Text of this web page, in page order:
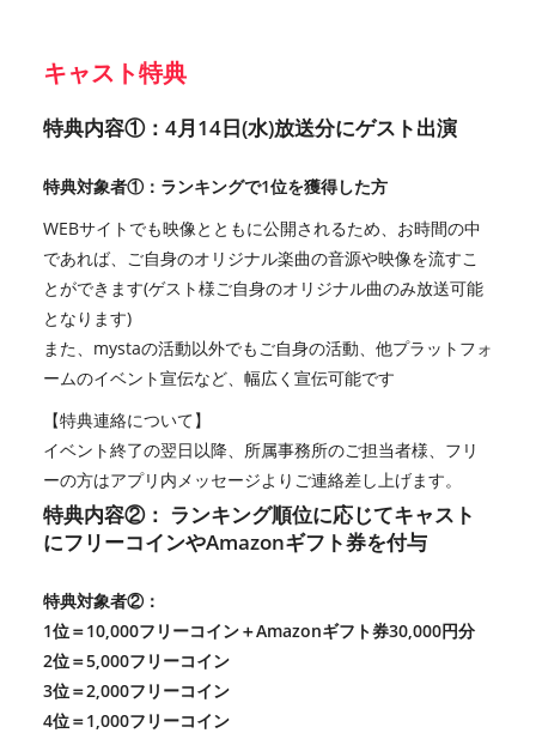
キャスト特典
特典内容①：4月14日(水)放送分にゲスト出演
特典対象者①：ランキングで1位を獲得した方
WEBサイトでも映像とともに公開されるため、お時間の中
であれば、ご自身のオリジナル楽曲の音源や映像を流すこ
とができます(ゲスト様ご自身のオリジナル曲のみ放送可能
となります)
また、mystaの活動以外でもご自身の活動、他プラットフォ
ームのイベント宣伝など、幅広く宣伝可能です
【特典連絡について】
イベント終了の翌日以降、所属事務所のご担当者様、フリ
ーの方はアプリ内メッセージよりご連絡差し上げます。
特典内容②： ランキング順位に応じてキャスト
にフリーコインやAmazonギフト券を付与
特典対象者②：
1位＝10,000フリーコイン＋Amazonギフト券30,000円分
2位＝5,000フリーコイン
3位＝2,000フリーコイン
4位＝1,000フリーコイン